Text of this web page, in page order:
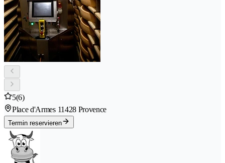
5(6)
Place d'Armes 11428 Provence
Termin reservieren